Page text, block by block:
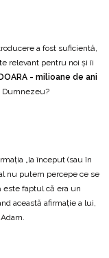
a fost suficientă,
relevant pentru noi și îi
- milioane de ani
Dumnezeu?
„la început (sau în
nu putem percepe ce se
este faptul că era un
această afirmație a lui,